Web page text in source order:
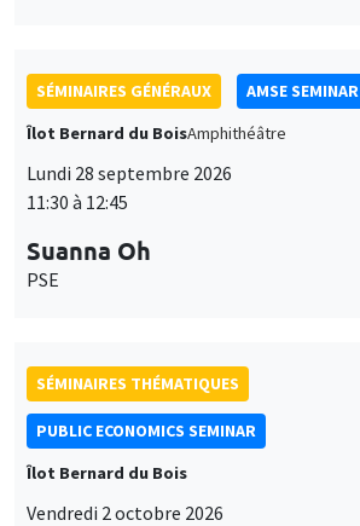
SÉMINAIRES GÉNÉRAUX
AMSE SEMINAR
Îlot Bernard du BoisAmphithéâtre
Lundi 28 septembre 2026
11:30 à 12:45
Suanna Oh
PSE
SÉMINAIRES THÉMATIQUES
PUBLIC ECONOMICS SEMINAR
Îlot Bernard du Bois
Vendredi 2 octobre 2026